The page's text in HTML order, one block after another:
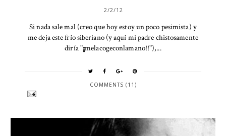
2/2/12
Si nada sale mal (creo que hoy estoy un poco pesimista) y
me deja este frío siberiano (y aquí mi padre chistosamente
diría "¡¡melacogeconlamano!!"),...
COMMENTS (11)